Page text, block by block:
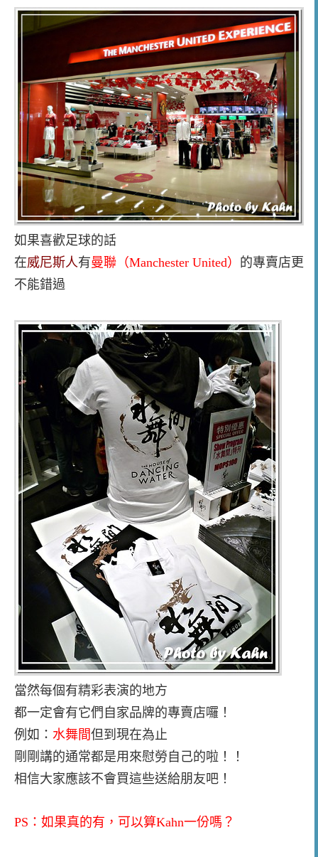
如果喜歡足球的話
在威尼斯人有曼聯（Manchester United） 的專賣店更
不能錯過
當然每個有精彩表演的地方
都一定會有它們自家品牌的專賣店囉！
例如： 水舞間但到現在為止
剛剛講的通常都是用來慰勞自己的啦！！
相信大家應該不會買這些送給朋友吧！
PS：如果真的有，可以算Kahn一份嗎？